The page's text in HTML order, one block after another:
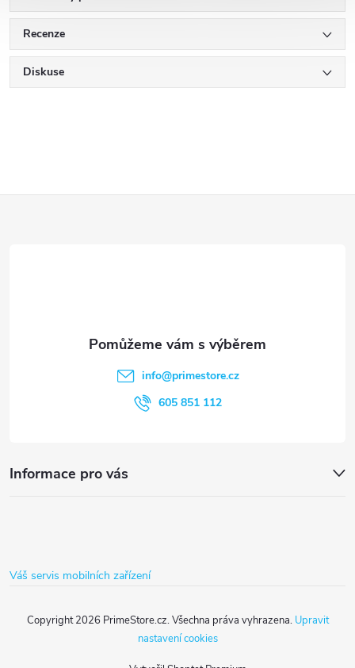
Recenze
Diskuse
Informace pro vás
info@primestore.cz
605 851 112
Váš servis mobilních zařízení
Copyright 2026 PrimeStore.cz. Všechna práva vyhrazena. Upravit
nastavení cookies